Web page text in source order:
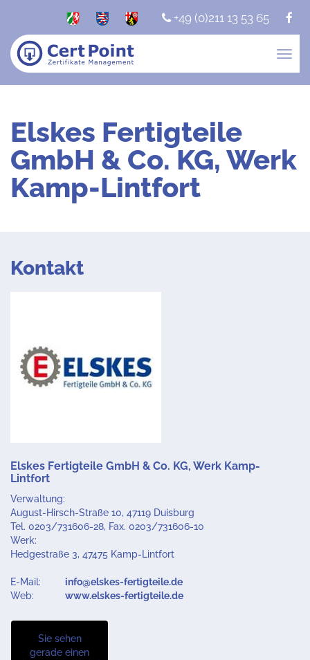
+49 (0)211 13 53 65
Elskes Fertigteile
GmbH & Co. KG, Werk
Kamp-Lintfort
Kontakt
Elskes Fertigteile GmbH & Co. KG, Werk Kamp-
Lintfort
Verwaltung:
August-Hirsch-Straße 10, 47119 Duisburg
Tel. 0203/731606-28, Fax. 0203/731606-10
Werk:
Hedgestraße 3, 47475 Kamp-Lintfort
E-Mail:
info@elskes-fertigteile.de
Web:
www.elskes-fertigteile.de
Sie sehen
gerade einen